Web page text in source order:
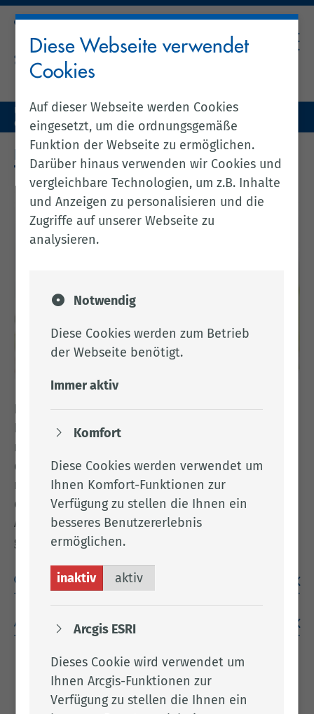
Unser Landkreis
Freizeit & Bildung
Generalistische Pflegeausbildung
Praxisanleitende
PRAXISANLEITENDE
Im Zuge der neuen generalistischen
Pflegeausbildung kommt auf Praxisanleitende
mehr Verantwortung zu. Zudem wird aber auch
der Mehraufwand durch den Ausbildungsfond
refinanziert. Somit stehen den Praxisanleitenden
eine zusätzliche Vergütung und eine zusätzliche
Arbeitszeit zur Verfügung, um ihren Aufgaben
gerecht werden zu können.
Qualifikation
Aufgaben
Frau Krü­ßel
Diese Webseite verwendet
Cookies
Auf dieser Webseite werden Cookies
eingesetzt, um die ordnungsgemäße
Funktion der Webseite zu ermöglichen.
Darüber hinaus verwenden wir Cookies und
vergleichbare Technologien, um z.B. Inhalte
und Anzeigen zu personalisieren und die
Zugriffe auf unserer Webseite zu
analysieren.
Notwendig
Diese Cookies werden zum Betrieb
der Webseite benötigt.
Immer aktiv
Komfort
Diese Cookies werden verwendet um
Ihnen Komfort-Funktionen zur
Verfügung zu stellen die Ihnen ein
besseres Benutzererlebnis
ermöglichen.
inaktiv aktiv
Arcgis ESRI
Dieses Cookie wird verwendet um
Ihnen Arcgis-Funktionen zur
Verfügung zu stellen die Ihnen ein